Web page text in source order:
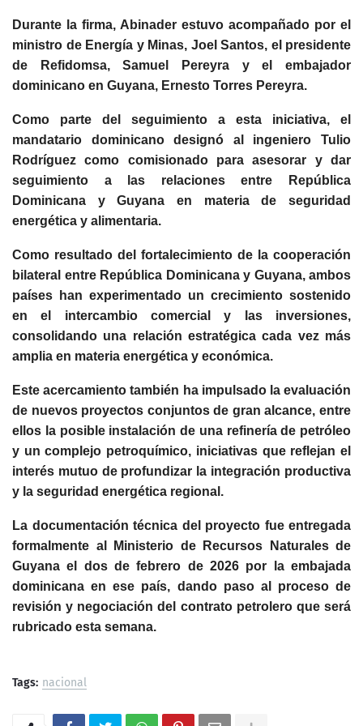
Durante la firma, Abinader estuvo acompañado por el
ministro de Energía y Minas, Joel Santos, el presidente
de Refidomsa, Samuel Pereyra y el embajador
dominicano en Guyana, Ernesto Torres Pereyra.
Como parte del seguimiento a esta iniciativa, el
mandatario dominicano designó al ingeniero Tulio
Rodríguez como comisionado para asesorar y dar
seguimiento a las relaciones entre República
Dominicana y Guyana en materia de seguridad
energética y alimentaria.
Como resultado del fortalecimiento de la cooperación
bilateral entre República Dominicana y Guyana, ambos
países han experimentado un crecimiento sostenido
en el intercambio comercial y las inversiones,
consolidando una relación estratégica cada vez más
amplia en materia energética y económica.
Este acercamiento también ha impulsado la evaluación
de nuevos proyectos conjuntos de gran alcance, entre
ellos la posible instalación de una refinería de petróleo
y un complejo petroquímico, iniciativas que reflejan el
interés mutuo de profundizar la integración productiva
y la seguridad energética regional.
La documentación técnica del proyecto fue entregada
formalmente al Ministerio de Recursos Naturales de
Guyana el dos de febrero de 2026 por la embajada
dominicana en ese país, dando paso al proceso de
revisión y negociación del contrato petrolero que será
rubricado esta semana.
Tags: nacional